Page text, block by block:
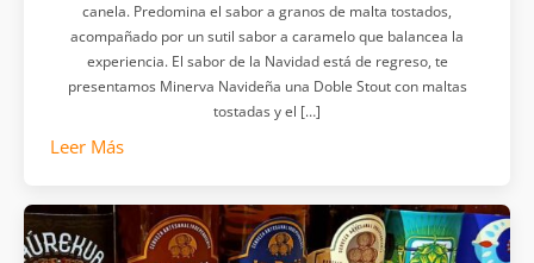
canela. Predomina el sabor a granos de malta tostados,
acompañado por un sutil sabor a caramelo que balancea la
experiencia. El sabor de la Navidad está de regreso, te
presentamos Minerva Navideña una Doble Stout con maltas
tostadas y el […]
Leer Más